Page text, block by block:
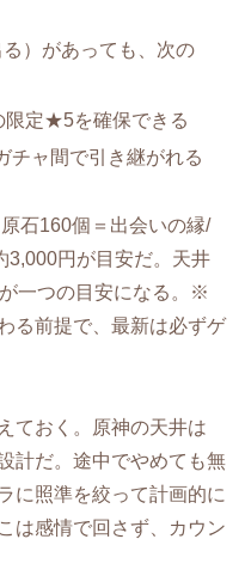
）があっても、次の
限定★5を確保できる
チャ間で引き継がれる
石160個＝出会いの縁/
3,000円が目安だ。天井
一つの目安になる。※
る前提で、最新は必ずゲ
ておく。原神の天井は
計だ。途中でやめても無
に照準を絞って計画的に
は感情で回さず、カウン